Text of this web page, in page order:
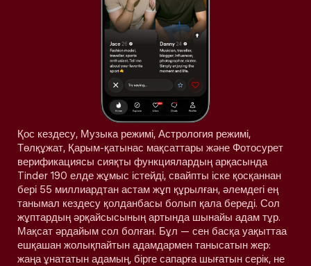
Қос кездесу, Музыка режимі, Астрология режимі,
Төлқұжат, Қарым-қатынас мақсаттары және Фотосурет
верификациясы сияқты функциялардың арқасында
Tinder 190 елде жұмыс істейді, свайпты іске қосқаннан
бері 55 миллиардтан астам жұп құрылған, әлемдегі ең
танымал кездесу қолданбасы болып қала береді. Сол
жұптардың әрқайсысының артында шынайы адам тұр.
Мақсат әрдайым сол болған. Бұл — сен басқа уақыттаа
ешқашан жолықпайтын адамдармен танысатын жер:
жаңа ұнататын адамың, бірге сапарға шығатын серік, не